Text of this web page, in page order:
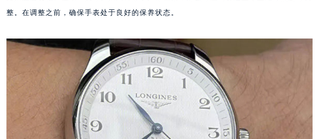
整。在调整之前，确保手表处于良好的保养状态。